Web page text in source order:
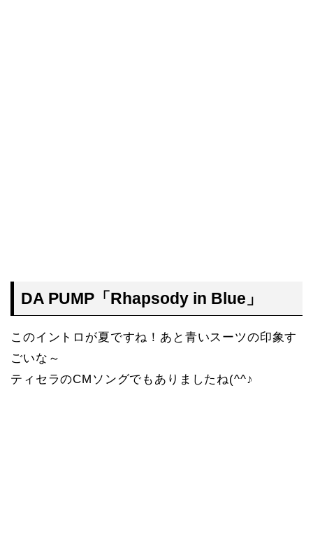
DA PUMP「Rhapsody in Blue」
このイントロが夏ですね！あと青いスーツの印象す
ごいな～
ティセラのCMソングでもありましたね(^^♪